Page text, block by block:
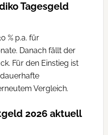
Tagesgeld
% p.a. für
Danach fällt der
Für den Einstieg ist
Vergleich.
2026 aktuell